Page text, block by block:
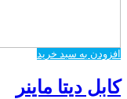
افزودن به سبد خرید
کابل دیتا ماینر